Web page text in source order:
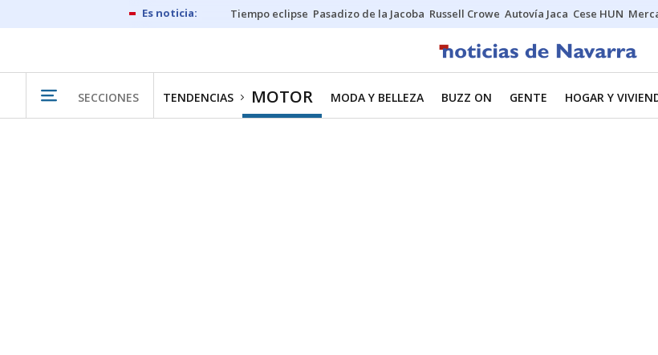
Tiempo eclipse Pasadizo de la Jacoba Russell Crowe Autovía Jaca Cese HUN
SECCIONES TENDENCIAS MOTOR MODA Y BELLEZA BUZZ ON GENTE HOGAR Y